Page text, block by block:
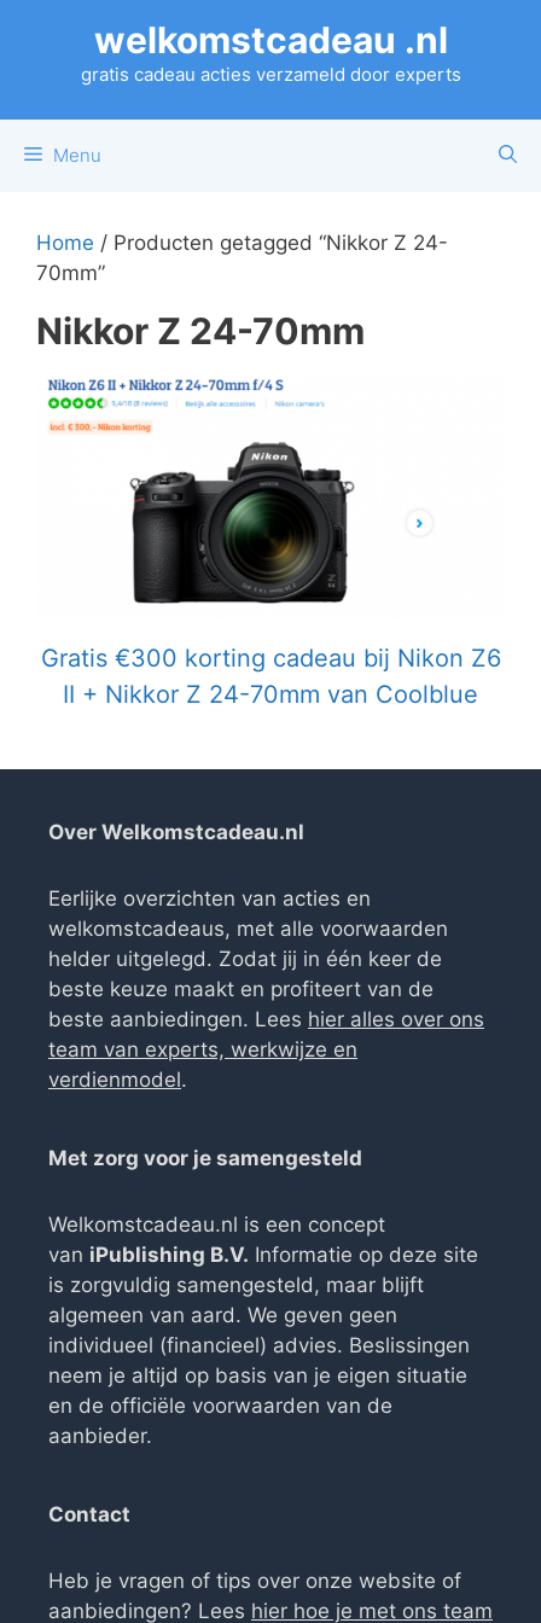
welkomstcadeau .nl
gratis cadeau acties verzameld door experts
Menu
Home / Producten getagged “Nikkor Z 24-
70mm”
Nikkor Z 24-70mm
Gratis €300 korting cadeau bij Nikon Z6
II + Nikkor Z 24-70mm van Coolblue
Over Welkomstcadeau.nl
Eerlijke overzichten van acties en
welkomstcadeaus, met alle voorwaarden
helder uitgelegd. Zodat jij in één keer de
beste keuze maakt en profiteert van de
beste aanbiedingen. Lees hier alles over ons
team van experts, werkwijze en
verdienmodel.
Met zorg voor je samengesteld
Welkomstcadeau.nl is een concept
van iPublishing B.V. Informatie op deze site
is zorgvuldig samengesteld, maar blijft
algemeen van aard. We geven geen
individueel (financieel) advies. Beslissingen
neem je altijd op basis van je eigen situatie
en de officiële voorwaarden van de
aanbieder.
Contact
Heb je vragen of tips over onze website of
aanbiedingen? Lees hier hoe je met ons team